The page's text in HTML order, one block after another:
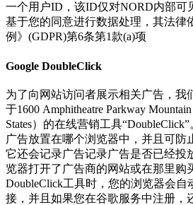
一个用户ID，该ID仅对NORD内部可
基于您的同意进行数据处理，其法律
例》(GDPR)第6条第1款(a)项
Google DoubleClick
为了向网站访问者展示相关广告，我
于1600 Amphitheatre Parkway
States）的在线营销工具
广告放置在哪个浏览器中，并且可防
它还会记录广告记录广告是否已经投
览器打开了广告商的网站或在那里购
DoubleClick工具时，您的浏览器会
接，并且如果您在谷歌服务中注册，